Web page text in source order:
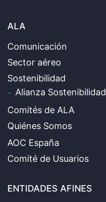
ALA
Comunicación
Sector aéreo
Sostenibilidad
Alianza Sostenibilidad
Comités de ALA
Quiénes Somos
AOC España
Comité de Usuarios
ENTIDADES AFINES